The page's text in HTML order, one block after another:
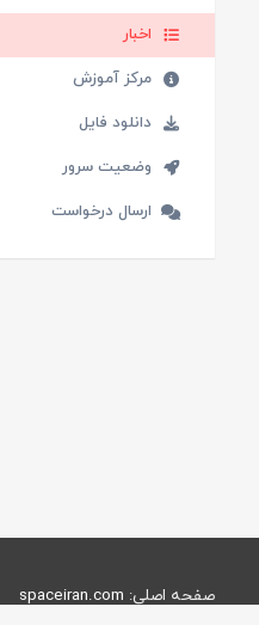
اخبار
مرکز آموزش
دانلود فایل
وضعیت سرور
ارسال درخواست
صفحه اصلی: spaceiran.com